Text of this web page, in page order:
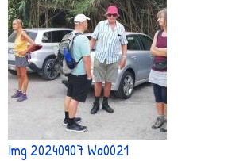
Img 20240907 Wa0021